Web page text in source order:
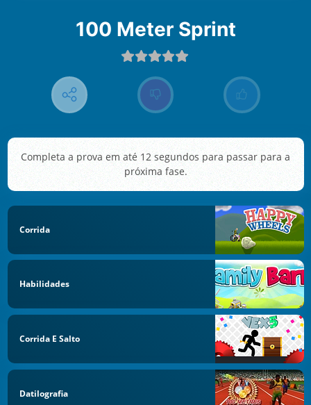
100 Meter Sprint
Completa a prova em até 12 segundos para passar para a
próxima fase.
Corrida
Habilidades
Corrida E Salto
Datilografia